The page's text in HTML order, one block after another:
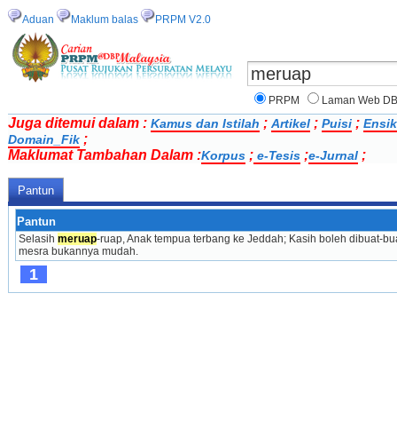
Aduan Maklum balas PRPM V2.0
PRPM Laman Web
Juga ditemui dalam : Kamus dan Istilah ; Artikel ; Puisi ;
Domain_Fik ;
Maklumat Tambahan Dalam :Korpus ; e-Tesis ;e-Jurnal ;
Pantun
Pantun
Selasih meruap-ruap, Anak tempua terbang ke Jeddah; Kasih boleh dibuat-
mesra bukannya mudah.
1